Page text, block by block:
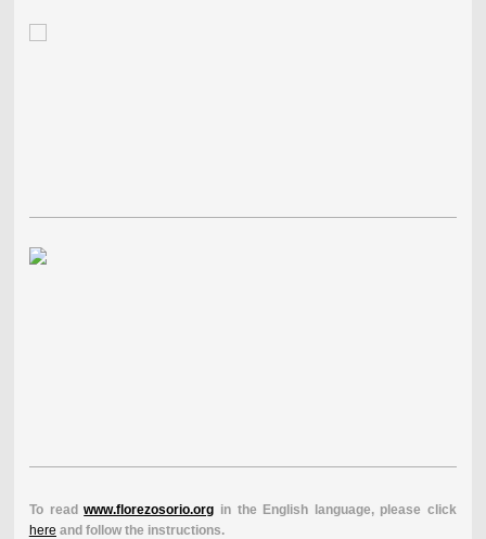
To readwww.florezosorio.org in the English language, please click
here and follow the instructions.